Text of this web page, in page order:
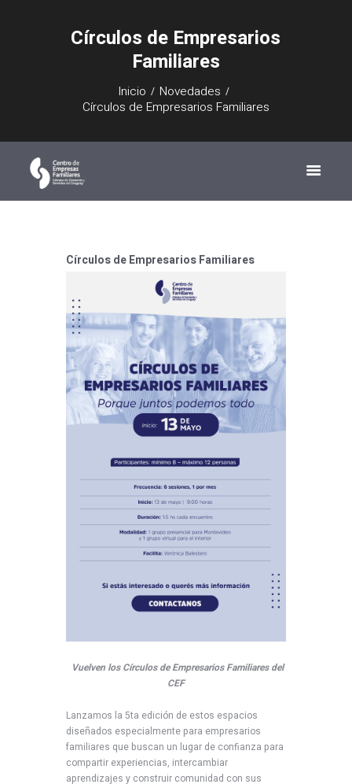
Círculos de Empresarios
Familiares
Inicio
Novedades
Círculos de Empresarios Familiares
Círculos de Empresarios Familiares
Vuelven los Círculos de Empresarios Familiares del
CEF
Lanzamos la 5ta edición de estos espacios
diseñados especialmente para empresarios
familiares que buscan un lugar de confianza para
compartir experiencias, intercambiar
aprendizajes y construir comunidad con sus